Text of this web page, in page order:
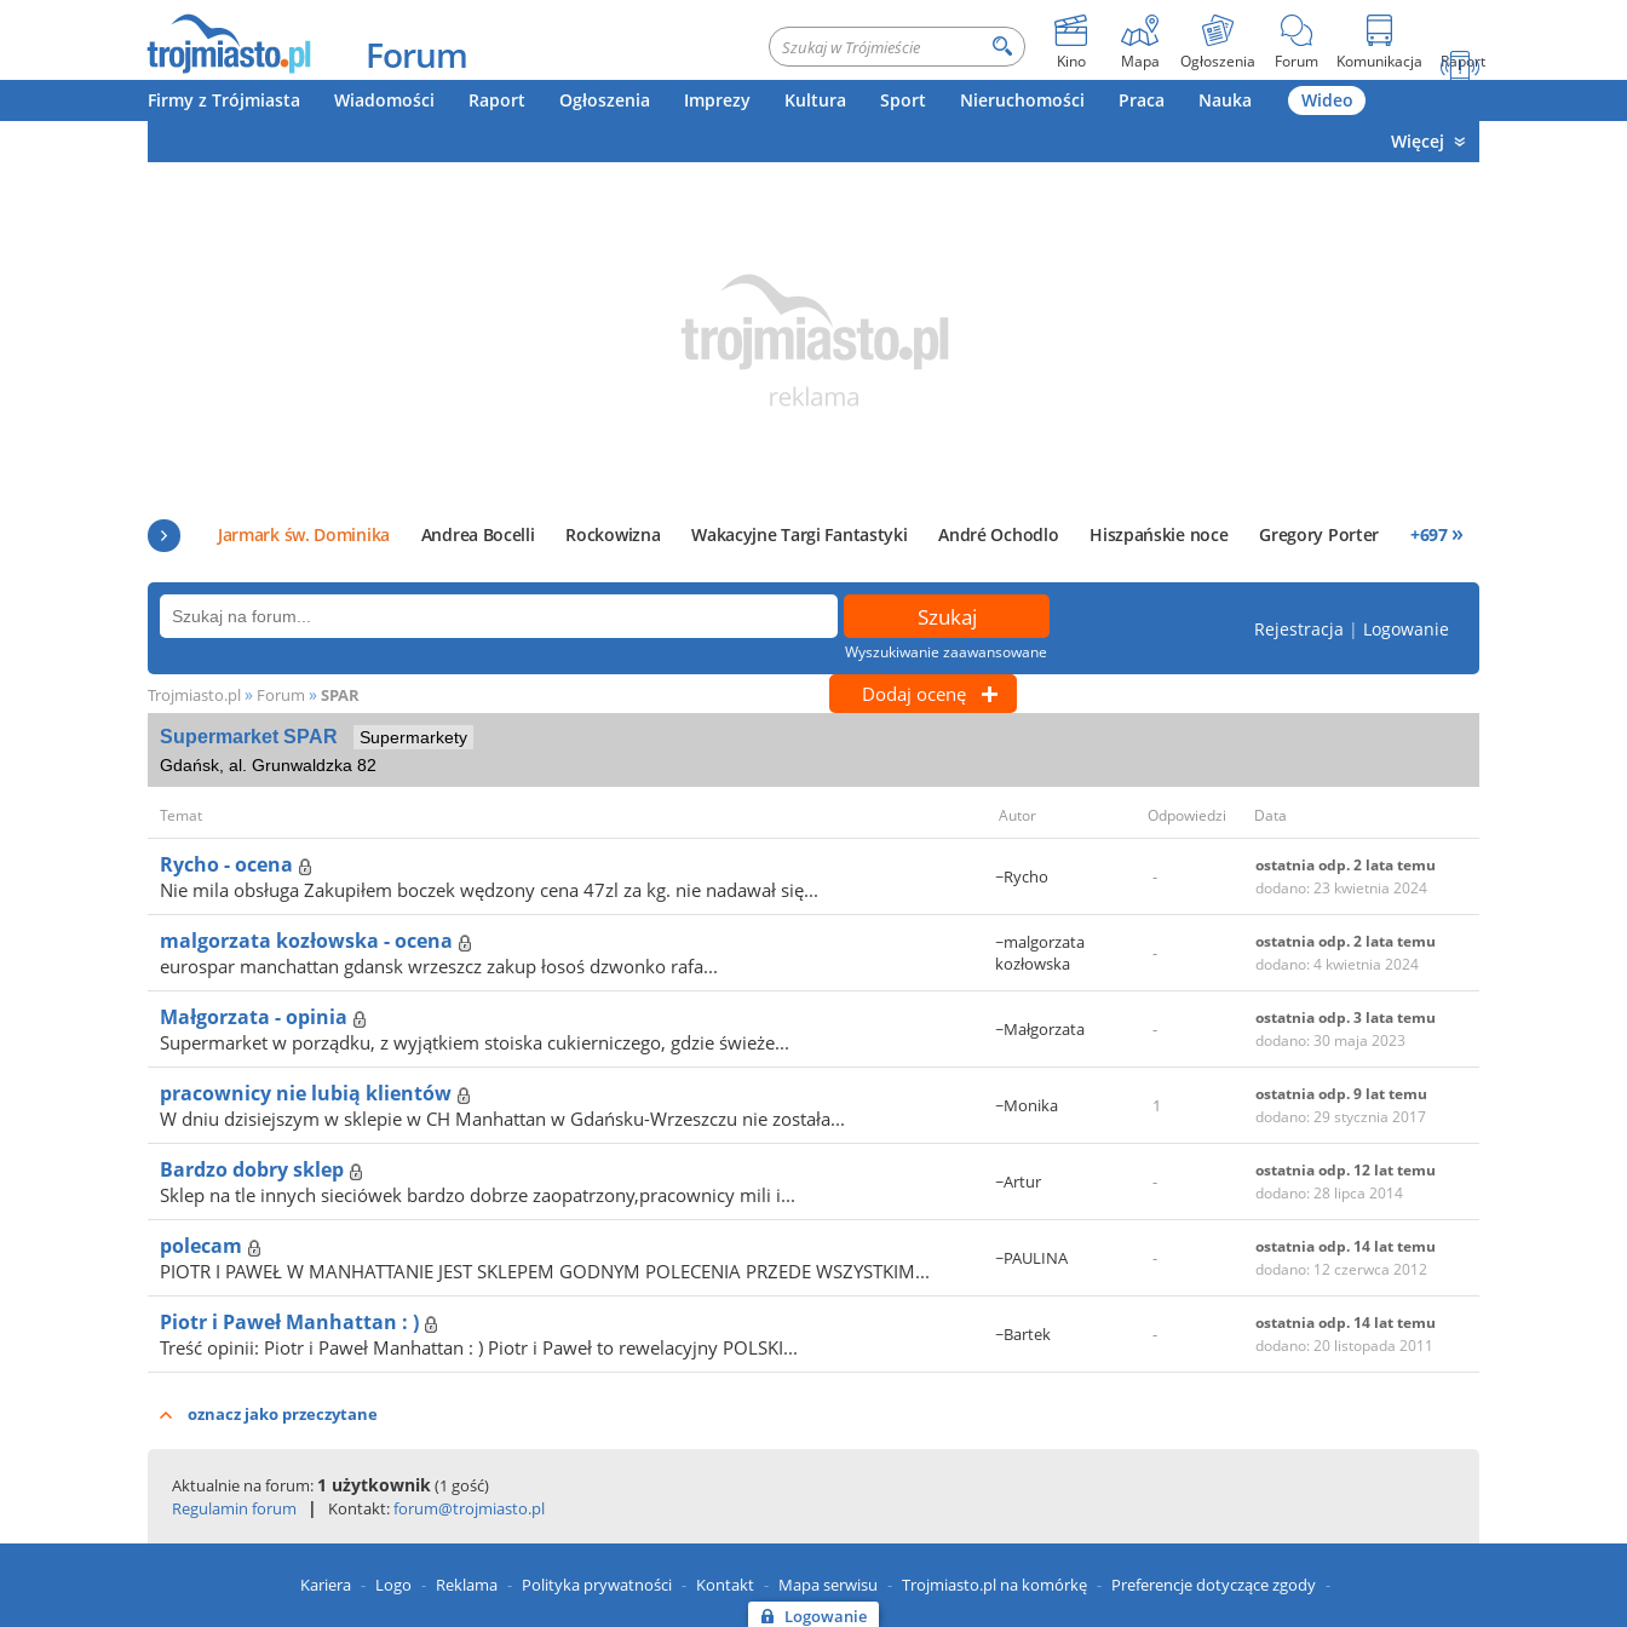
Forum Kino Mapa Ogłoszenia Forum Komunikacja Raport
Firmy z Trójmiasta Wiadomości Raport Ogłoszenia Imprezy Kultura Sport Nieruchomości Praca Nauka
Wideo
Więcej
Jarmark św. Dominika Andrea Bocelli Rockowizna Wakacyjne Targi Fantastyki André Ochodlo Hiszpańskie noce Gregory Porter +697 »
Wyszukiwanie zaawansowane
Rejestracja | Logowanie
Trojmiasto.pl » Forum » SPAR Dodaj ocenę
Supermarket SPAR
Supermarkety
Gdańsk, al. Grunwaldzka 82
Temat Autor Odpowiedzi Data
Rycho - ocena
Nie mila obsługa Zakupiłem boczek wędzony cena 47zl za kg. nie nadawał się...
~Rycho -
ostatnia odp. 2 lata temu
dodano: 23 kwietnia 2024
malgorzata kozłowska - ocena
eurospar manchattan gdansk wrzeszcz zakup łosoś dzwonko rafa...
~malgorzata
kozłowska
-
ostatnia odp. 2 lata temu
dodano: 4 kwietnia 2024
Małgorzata - opinia
Supermarket w porządku, z wyjątkiem stoiska cukierniczego, gdzie świeże...
~Małgorzata -
ostatnia odp. 3 lata temu
dodano: 30 maja 2023
pracownicy nie lubią klientów
W dniu dzisiejszym w sklepie w CH Manhattan w Gdańsku-Wrzeszczu nie została...
~Monika 1
ostatnia odp. 9 lat temu
dodano: 29 stycznia 2017
Bardzo dobry sklep
Sklep na tle innych sieciówek bardzo dobrze zaopatrzony,pracownicy mili i...
~Artur -
ostatnia odp. 12 lat temu
dodano: 28 lipca 2014
polecam
PIOTR I PAWEŁ W MANHATTANIE JEST SKLEPEM GODNYM POLECENIA PRZEDE WSZYSTKIM...
~PAULINA -
ostatnia odp. 14 lat temu
dodano: 12 czerwca 2012
Piotr i Paweł Manhattan : )
Treść opinii: Piotr i Paweł Manhattan : ) Piotr i Paweł to rewelacyjny POLSKI...
~Bartek -
ostatnia odp. 14 lat temu
dodano: 20 listopada 2011
oznacz jako przeczytane
Aktualnie na forum: 1 użytkownik(1 gość)
Regulamin forum
| Kontakt:forum@trojmiasto.pl
Kariera Logo Reklama Polityka prywatności Kontakt Mapa serwisu Trojmiasto.pl na komórkę
Preferencje dotyczące zgody
Logowanie